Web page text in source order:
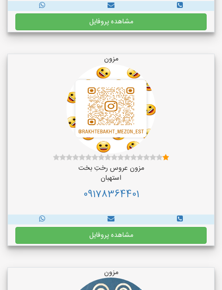
مشاهده پروفایل
مزون
مزون عروس رختِ بخت
استهبان
09178364401
مشاهده پروفایل
مزون